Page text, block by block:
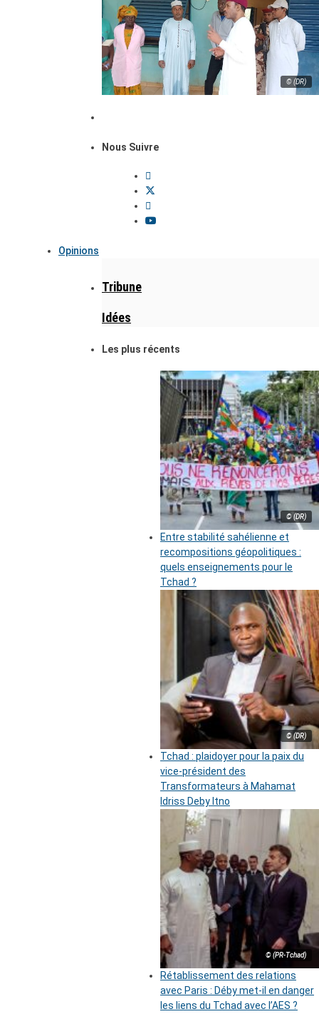
© (DR)
Nous Suivre
Opinions
Tribune
Idées
Les plus récents
© (DR)
Entre stabilité sahélienne et
recompositions géopolitiques :
quels enseignements pour le
Tchad ?
© (DR)
Tchad : plaidoyer pour la paix du
vice-président des
Transformateurs à Mahamat
Idriss Deby Itno
© (PR-Tchad)
Rétablissement des relations
avec Paris : Déby met-il en danger
les liens du Tchad avec l’AES ?